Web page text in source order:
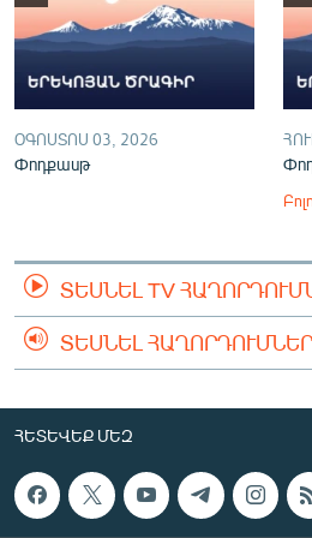
ՕԳՈՍՏՈՍ 03, 2026
Փոդքասթ
ՏԵՍՆԵԼ TV
ՏԵՍՆԵԼ
ՀԵՏԵՎԵՔ ՄԵԶ